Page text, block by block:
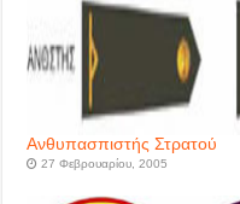
Ανθυπασπιστής Στρατού
27 Φεβρουαρίου, 2005